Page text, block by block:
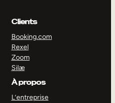
Clients
Booking.com
Rexel
Zoom
Silæ
À propos
L’entreprise